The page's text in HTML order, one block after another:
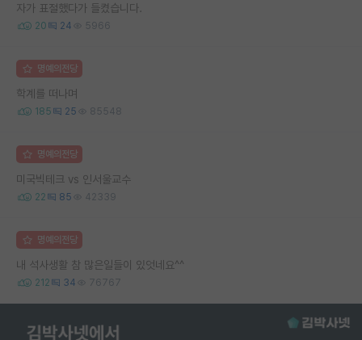
자가 표절했다가 들켰습니다.
20 24 5966
명예의전당
학계를 떠나며
185 25 85548
명예의전당
미국빅테크 vs 인서울교수
22 85 42339
명예의전당
내 석사생활 참 많은일들이 있엇네요^^
212 34 76767